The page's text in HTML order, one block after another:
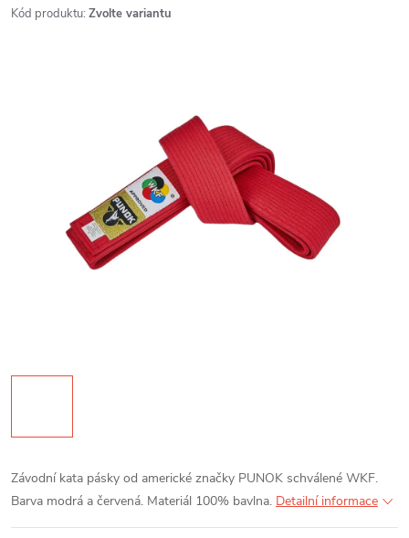
Kód produktu: Zvolte variantu
Závodní kata pásky od americké značky PUNOK schválené WKF.
Barva modrá a červená. Materiál 100% bavlna. Detailní informace